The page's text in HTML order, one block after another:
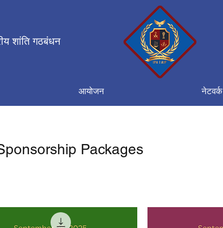
शांति गठबंधन
आयोजन नेटवर्क
Packages